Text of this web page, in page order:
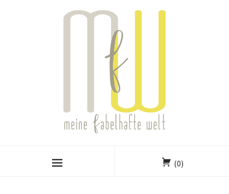
(0)